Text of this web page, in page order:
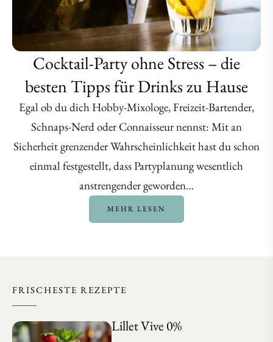
Cocktail-Party ohne Stress – die
besten Tipps für Drinks zu Hause
Egal ob du dich Hobby-Mixologe, Freizeit-Bartender,
Schnaps-Nerd oder Connaisseur nennst: Mit an
Sicherheit grenzender Wahrscheinlichkeit hast du schon
einmal festgestellt, dass Partyplanung wesentlich
anstrengender geworden…
MEHR LESEN
FRISCHESTE REZEPTE
Lillet Vive 0%